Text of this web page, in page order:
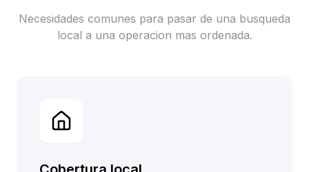
Necesidades comunes para pasar de una busqueda
local a una operacion mas ordenada.